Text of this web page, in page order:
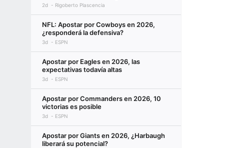
2d Rigoberto Plascencia
NFL: Apostar por Cowboys en 2026,
¿responderá la defensiva?
3d ESPN
Apostar por Eagles en 2026, las
expectativas todavía altas
3d ESPN
Apostar por Commanders en 2026, 10
victorias es posible
3d ESPN
Apostar por Giants en 2026, ¿Harbaugh
liberará su potencial?